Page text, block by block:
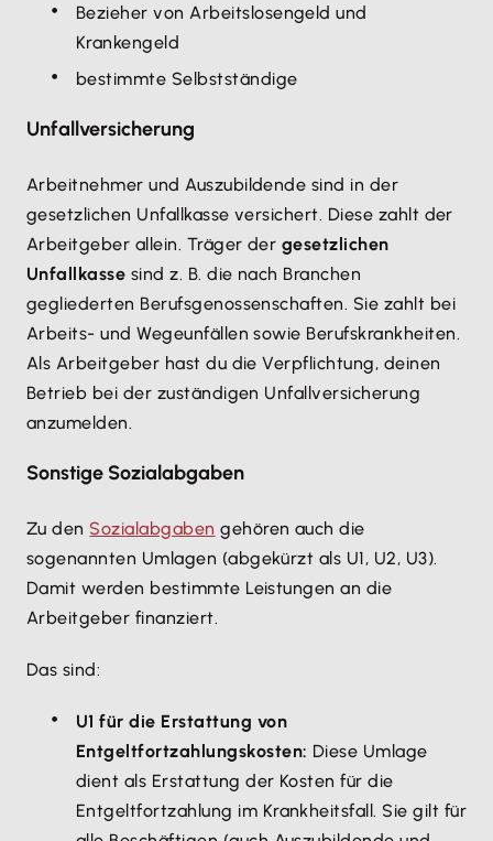
Bezieher von Arbeitslosengeld und
Krankengeld
bestimmte Selbstständige
Unfallversicherung
Arbeitnehmer und Auszubildende sind in der
gesetzlichen Unfallkasse versichert. Diese zahlt der
Arbeitgeber allein. Träger der gesetzlichen
Unfallkasse sind z. B. die nach Branchen
gegliederten Berufsgenossenschaften. Sie zahlt bei
Arbeits- und Wegeunfällen sowie Berufskrankheiten.
Als Arbeitgeber hast du die Verpflichtung, deinen
Betrieb bei der zuständigen Unfallversicherung
anzumelden.
Sonstige Sozialabgaben
Zu den Sozialabgaben gehören auch die
sogenannten Umlagen (abgekürzt als U1, U2, U3).
Damit werden bestimmte Leistungen an die
Arbeitgeber finanziert.
Das sind:
U1 für die Erstattung von
Entgeltfortzahlungskosten: Diese Umlage
dient als Erstattung der Kosten für die
Entgeltfortzahlung im Krankheitsfall. Sie gilt für